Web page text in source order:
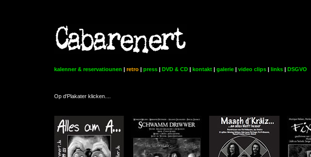
kalenner & reservatiounen | retro | press | DVD & CD | kontakt | galerie | video clips | links | DSGVO
Op d'Plakater klicken....